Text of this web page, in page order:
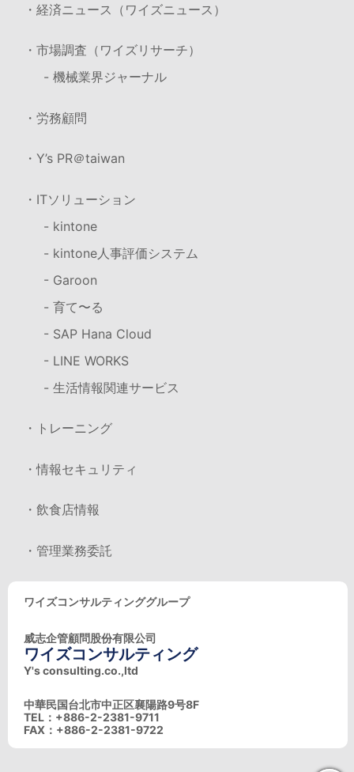
・経済ニュース（ワイズニュース）
・市場調査（ワイズリサーチ）
- 機械業界ジャーナル
・労務顧問
・Y’s PR＠taiwan
・ITソリューション
- kintone
- kintone人事評価システム
- Garoon
- 育て〜る
- SAP Hana Cloud
- LINE WORKS
- 生活情報関連サービス
・トレーニング
・情報セキュリティ
・飲食店情報
・管理業務委託
ワイズコンサルティンググループ
威志企管顧問股份有限公司
ワイズコンサルティング
Y's consulting.co.,ltd
中華民国台北市中正区襄陽路9号8F
TEL：+886-2-2381-9711
FAX：+886-2-2381-9722